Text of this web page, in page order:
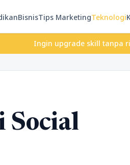
BisnisTips MarketingTeknologi
upgrade skill tanpa ribet?
Social